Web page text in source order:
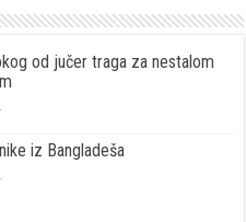
od jučer traga za nestalom
iz Bangladeša